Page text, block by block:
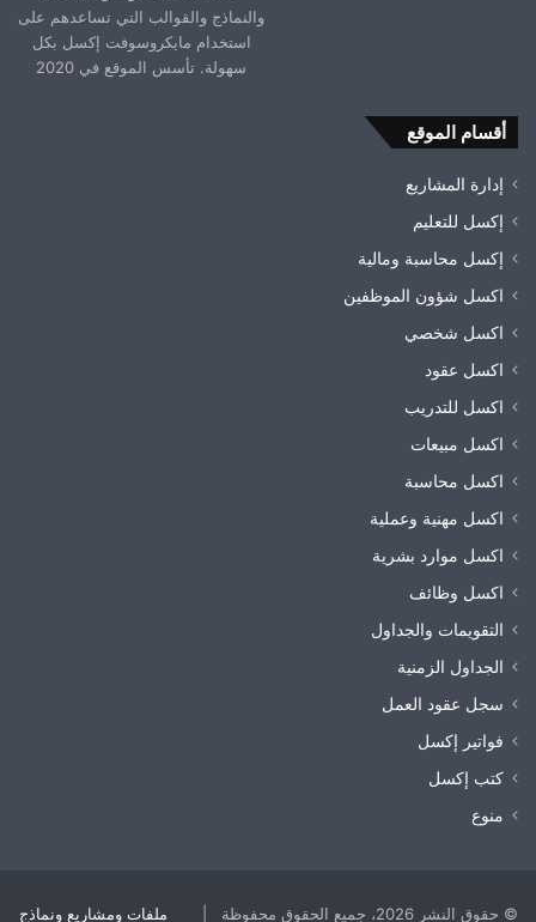
والنماذج والقوالب التي تساعدهم على
استخدام مايكروسوفت إكسل بكل
سهولة. تأسس الموقع في 2020
أقسام الموقع
إدارة المشاريع
إكسل للتعليم
إكسل محاسبة ومالية
اكسل شؤون الموظفين
اكسل شخصي
اكسل عقود
اكسل للتدريب
اكسل مبيعات
اكسل محاسبة
اكسل مهنية وعملية
اكسل موارد بشرية
اكسل وظائف
التقويمات والجداول
الجداول الزمنية
سجل عقود العمل
فواتير إكسل
كتب إكسل
منوع
© حقوق النشر 2026، جميع الحقوق محفوظة | ملفات ومشاريع ونماذج